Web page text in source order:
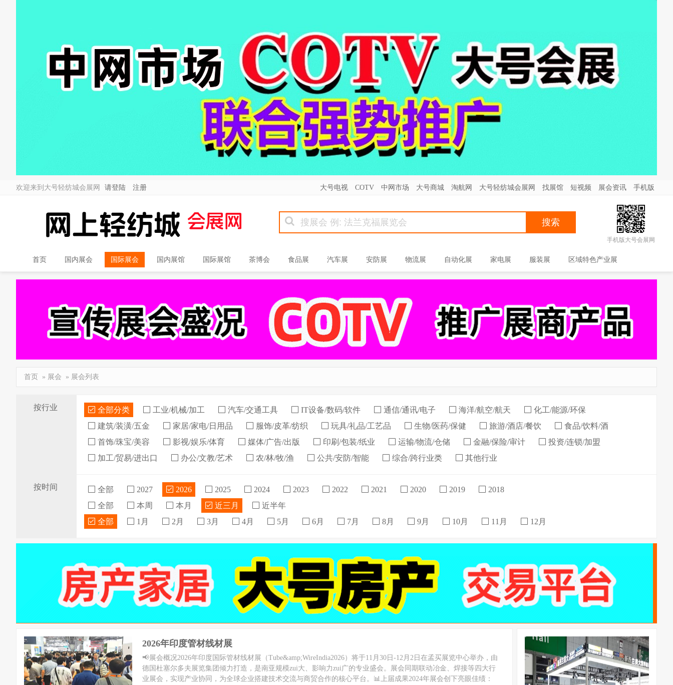
欢迎来到大号轻纺城会展网 请登陆 注册 大号电视 COTV 中网市场 大号商城 淘航网 大号轻纺城会展网 找展馆 短视频 展会资讯 手机版
手机版大号会展网
首页 国内展会 国际展会 国内展馆 国际展馆 茶博会 食品展 汽车展 安防展 物流展 自动化展 家电展 服装展 区域特色产业展
首页 » 展会 » 展会列表
按行业 全部分类 工业/机械/加工 汽车/交通工具 IT设备/数码/软件 通信/通讯/电子 海洋/航空/航天
化工/能源/环保
建筑/装潢/五金
家居/家电/日用品 服饰/皮革/纺织 玩具/礼品/工艺品 生物/医药/保健 旅游/酒店/餐饮
食品/饮料/酒
首饰/珠宝/美容
影视/娱乐/体育 媒体/广告/出版 印刷/包装/纸业 运输/物流/仓储 金融/保险/审计
投资/连锁/加盟
加工/贸易/进出口
办公/文教/艺术 农/林/牧/渔 公共/安防/智能 综合/跨行业类 其他行业
按时间 全部 2027 2026 2025 2024 2023 2022 2021 2020 2019
2018
全部
本周 本月 近三月
近半年
全部
1月 2月 3月 4月 5月 6月 7月 8月 9月 10月 11月 12月
2026年印度管材线材展
📢展会概况2026年印度国际管材线材展（Tube&amp;WireIndia2026）将于11月30日-12月2日在孟买展览中心举办，由
德国杜塞尔多夫展览集团倾力打造，是南亚规模zui大、影响力zui广的专业盛会。展会同期联动冶金、焊接等四大行
业展会，实现产业协同，为全球企业搭建技术交流与商贸合作的核心平台。📊上届成果2024年展会创下亮眼佳绩：